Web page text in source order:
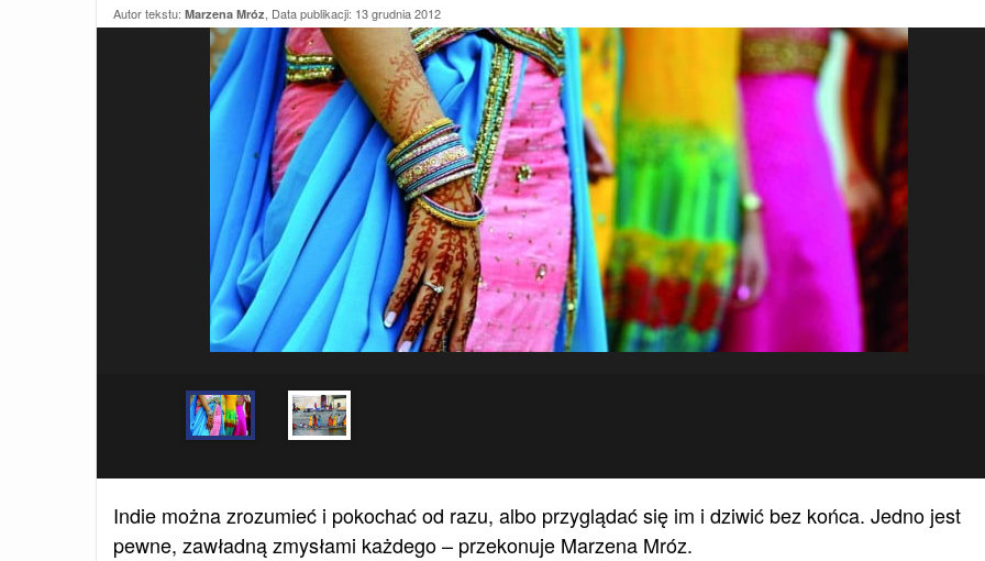
Autor tekstu: Marzena Mróz, Data publikacji: 13 grudnia 2012
Indie można zrozumieć i pokochać od razu, albo przyglądać się im i dziwić bez końca. Jedno jest
pewne, zawładną zmysłami każdego – przekonuje Marzena Mróz.